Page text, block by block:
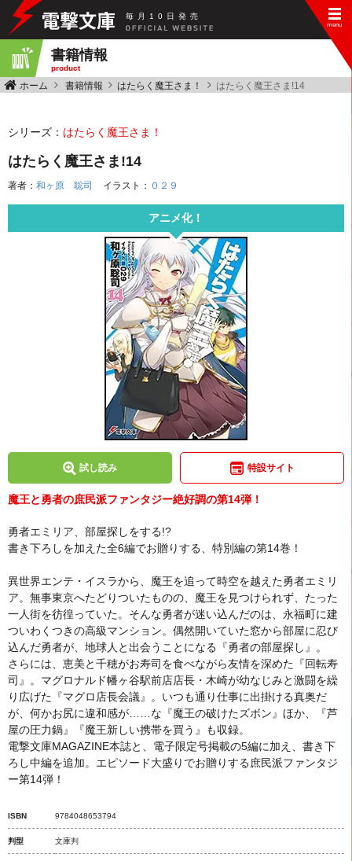
毎 月 10 日 発 売
書籍情報
product
ホーム 書籍情報 はたらく魔王さま！ はたらく魔王さま!14
シリーズ： はたらく魔王さま！
はたらく魔王さま!14
著者： 和ヶ原 聡司 イラスト： ０２９
アニメ化！
試し読み 特設サイト
魔王と勇者の庶民派ファンタジー絶好調の第14弾！
勇者エミリア、部屋探しをする!?
書き下ろしを加えた全6編でお贈りする、特別編の第14巻！
異世界エンテ・イスラから、魔王を追って時空を越えた勇者エミリ
ア。無事東京へたどりついたものの、魔王を見つけられず、たった
一人街を彷徨っていた。そんな勇者が迷い込んだのは、永福町に建
ついわくつきの高級マンション。偶然開いていた窓から部屋に忍び
込んだ勇者が、地球人と出会うことになる『勇者の部屋探し』。
さらには、恵美と千穂がお寿司を食べながら友情を深めた『回転寿
司』。マグロナルド幡ヶ谷駅前店店長・木崎が幼なじみと激闘を繰
り広げた『マグロ店長会議』。いつも通り仕事に出掛ける真奥だ
が、何かお尻に違和感が……な『魔王の破けたズボン』ほか、『芦
屋の圧力鍋』『魔王新しい携帯を買う』も収録。
電撃文庫MAGAZINE本誌と、電子限定号掲載の5編に加え、書き下
ろし中編を追加。エピソード大盛りでお贈りする庶民派ファンタジ
ー第14弾！
ISBN 9784048653794
判型 文庫判